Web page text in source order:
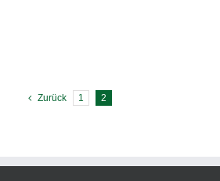
Zurück 1 2